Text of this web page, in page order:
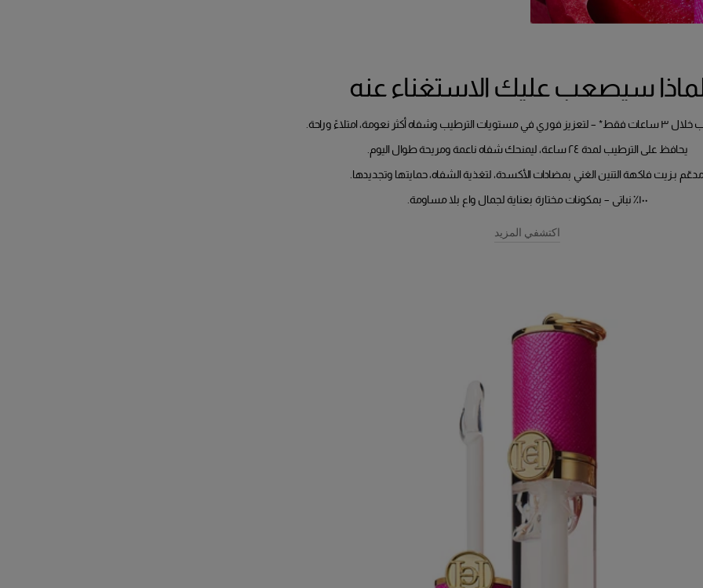
سيصعب عليكِ الاستغناء عنه
* – لتعزيز فوري في مستويات الترطيب وشفاه أكثر نعومة، امتلاءً وراحة.
يحافظ على الترطيب لمدة ٢٤ ساعة
، ليمنحك شفاه ناعمة ومريحة طوال اليوم.
بـ زيت فاكهة التنين الغني بمضادات الأكسدة، لتغذية الشفاه، حمايتها وتجديدها.
١٠٠٪ نباتي
– بمكونات مختارة بعناية لجمال واعٍ بلا مساومة.
اكتشفي المزيد
اعثر على
اللون المثالي